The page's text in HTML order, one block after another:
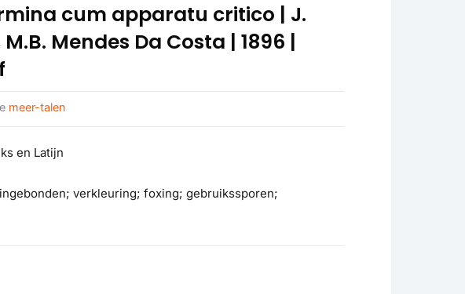
cum apparatu critico | J.
Mendes Da Costa | 1896 |
meer-talen
en Latijn
verkleuring; foxing; gebruikssporen;